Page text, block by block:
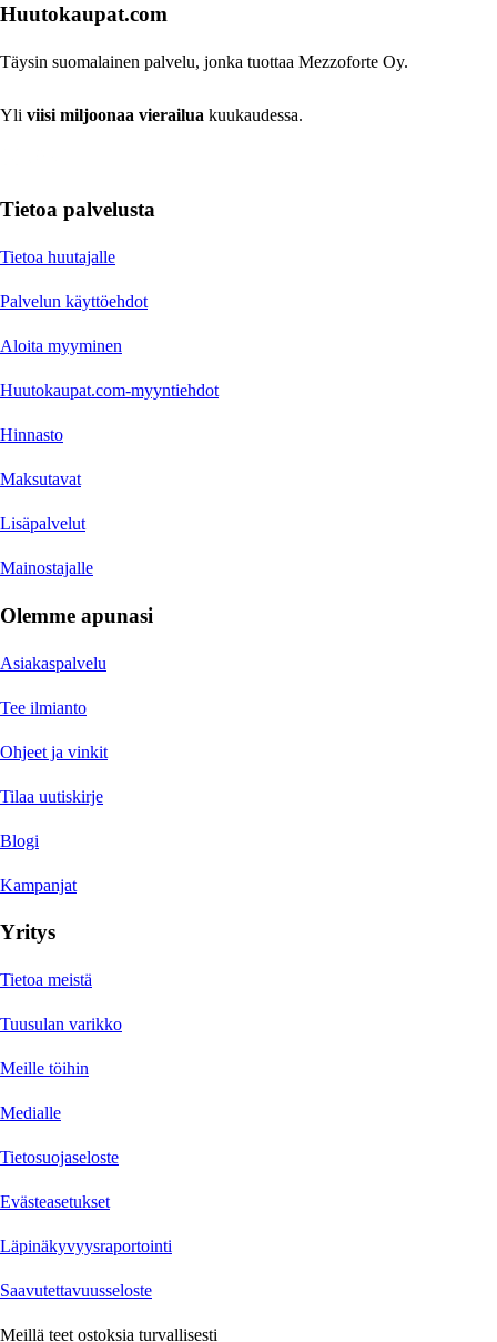
Huutokaupat.com
Täysin suomalainen palvelu, jonka tuottaa Mezzoforte Oy.
Yli viisi miljoonaa vierailua kuukaudessa.
Tietoa palvelusta
Tietoa huutajalle
Palvelun käyttöehdot
Aloita myyminen
Huutokaupat.com-myyntiehdot
Hinnasto
Maksutavat
Lisäpalvelut
Mainostajalle
Olemme apunasi
Asiakaspalvelu
Tee ilmianto
Ohjeet ja vinkit
Tilaa uutiskirje
Blogi
Kampanjat
Yritys
Tietoa meistä
Tuusulan varikko
Meille töihin
Medialle
Tietosuojaseloste
Evästeasetukset
Läpinäkyvyysraportointi
Saavutettavuusseloste
Meillä teet ostoksia turvallisesti